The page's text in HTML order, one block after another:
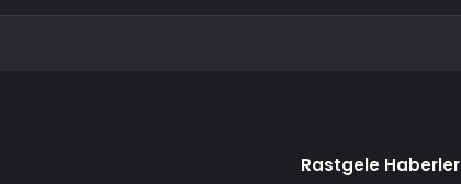
Rastgele Haberler